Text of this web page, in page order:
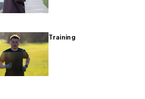
Training